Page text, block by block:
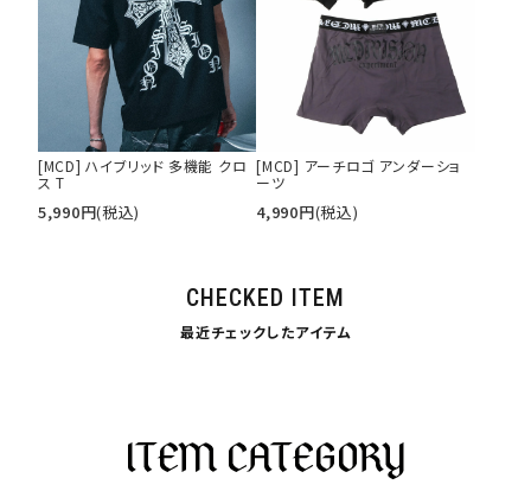
[MCD] ハイブリッド 多機能 クロ
ス T
5,990円(税込)
[MCD] アーチロゴ アンダーショ
ーツ
4,990円(税込)
CHECKED ITEM
最近チェックしたアイテム